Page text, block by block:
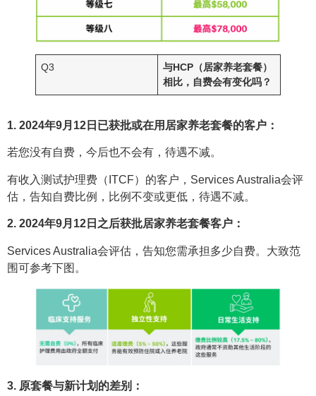
Q3
与HCP（居家养老套餐）
相比，自费会有变化吗？
1. 2024年9月12日已获批或在用居家养老套餐的客户：
若您没有自费，今后也不会有，待遇不减。
有收入测试护理费（ITCF）的客户，Services Australia会评
估，告知自费比例，比例不变或更低，待遇不减。
2. 2024年9月12日之后获批居家养老套餐客户：
Services Australia会评估，告知您需承担多少自费。大致范
围可参考下图。
3. 原套餐与新计划的差别：